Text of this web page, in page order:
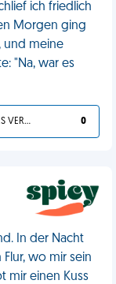
ich friedlich
Morgen ging
und meine
"Na, war es
DU HAST ES VERDIENT 0
In der Nacht
wo mir sein
mir einen Kuss